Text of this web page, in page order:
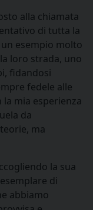
alla chiamata
di tutta la
esempio molto
loro strada, uno
fidandosi
fedele alle
mia esperienza
da
ma
la sua
di
abbiamo